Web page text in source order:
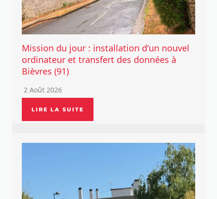
Mission du jour : installation d’un nouvel
ordinateur et transfert des données à
Bièvres (91)
2 Août 2026
LIRE LA SUITE